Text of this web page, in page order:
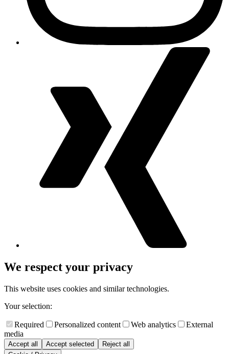
We respect your privacy
This website uses cookies and similar technologies.
Your selection:
Required Personalized content Web analytics
External
media
Accept all Accept selected
Reject all